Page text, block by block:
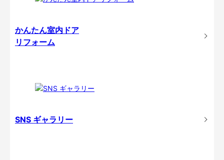
かんたん室内ドア
リフォーム
SNS ギャラリー